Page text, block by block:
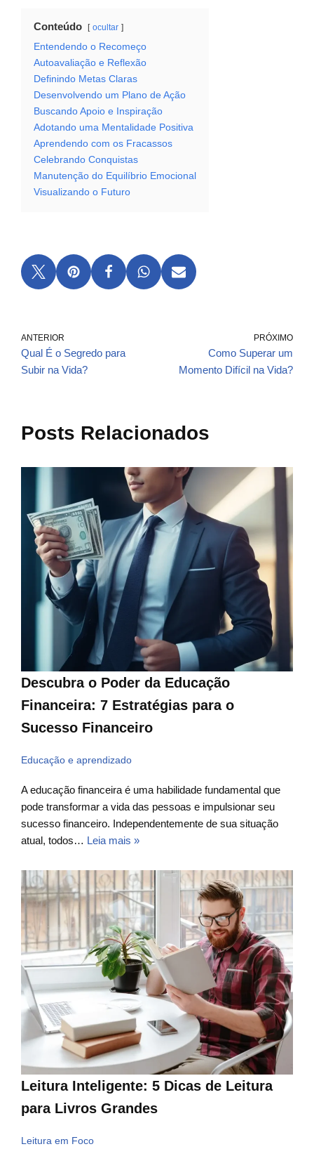
Conteúdo ocultar
Entendendo o Recomeço
Autoavaliação e Reflexão
Definindo Metas Claras
Desenvolvendo um Plano de Ação
Buscando Apoio e Inspiração
Adotando uma Mentalidade Positiva
Aprendendo com os Fracassos
Celebrando Conquistas
Manutenção do Equilíbrio Emocional
Visualizando o Futuro
ANTERIOR
Qual É o Segredo para
Subir na Vida?
PRÓXIMO
Como Superar um
Momento Difícil na Vida?
Posts Relacionados
Descubra o Poder da Educação
Financeira: 7 Estratégias para o
Sucesso Financeiro
Educação e aprendizado
A educação financeira é uma habilidade fundamental que
pode transformar a vida das pessoas e impulsionar seu
sucesso financeiro. Independentemente de sua situação
atual, todos… Leia mais »
Leitura Inteligente: 5 Dicas de Leitura
para Livros Grandes
Leitura em Foco